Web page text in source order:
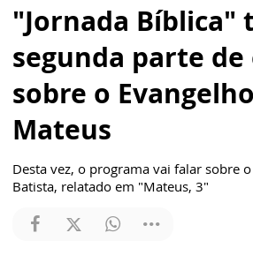
"Jornada Bíblica"
segunda parte de
sobre o
Mateus
Desta vez, o programa vai falar sobre
Batista, relatado em "Mateus, 3"